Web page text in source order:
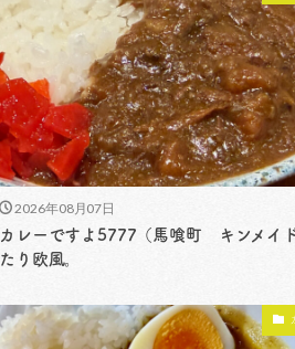
2026年08月07日
カレーですよ5777（馬喰町 キンメイ
たり欧風。